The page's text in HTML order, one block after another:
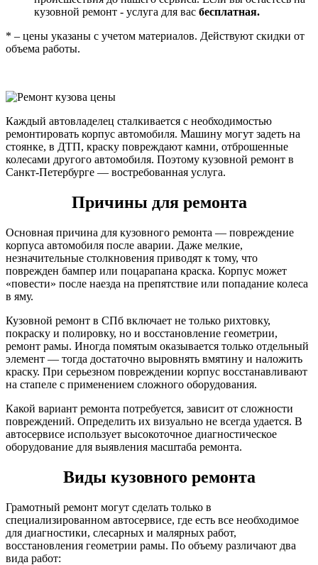
кузовной ремонт - услуга для вас бесплатная.
* – цены указаны с учетом материалов. Действуют скидки от
объема работы.
Каждый автовладелец сталкивается с необходимостью
ремонтировать корпус автомобиля. Машину могут задеть на
стоянке, в ДТП, краску повреждают камни, отброшенные
колесами другого автомобиля. Поэтому кузовной ремонт в
Санкт-Петербурге — востребованная услуга.
Причины для ремонта
Основная причина для кузовного ремонта — повреждение
корпуса автомобиля после аварии. Даже мелкие,
незначительные столкновения приводят к тому, что
поврежден бампер или поцарапана краска. Корпус может
«повести» после наезда на препятствие или попадание колеса
в яму.
Кузовной ремонт в СПб включает не только рихтовку,
покраску и полировку, но и восстановление геометрии,
ремонт рамы. Иногда помятым оказывается только отдельный
элемент — тогда достаточно выровнять вмятину и наложить
краску. При серьезном повреждении корпус восстанавливают
на стапеле с применением сложного оборудования.
Какой вариант ремонта потребуется, зависит от сложности
повреждений. Определить их визуально не всегда удается. В
автосервисе использует высокоточное диагностическое
оборудование для выявления масштаба ремонта.
Виды кузовного ремонта
Грамотный ремонт могут сделать только в
специализированном автосервисе, где есть все необходимое
для диагностики, слесарных и малярных работ,
восстановления геометрии рамы. По объему различают два
вида работ: